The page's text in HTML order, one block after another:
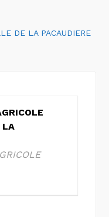
DE LA PACAUDIERE
LA